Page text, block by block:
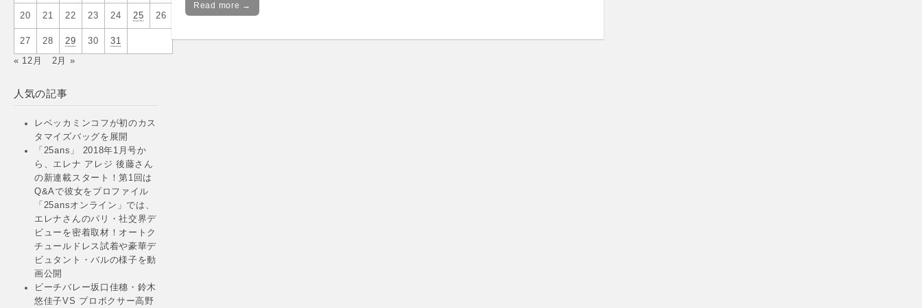
20 21 22 23 24 25 26
27 28 29 30 31
« 12月 2月 »
人気の記事
レベッカミンコフが初のカス
タマイズバッグを展開
「25ans」 2018年1月号か
ら、エレナ アレジ 後藤さん
の新連載スタート！第1回は
Q&Aで彼女をプロファイル
「25ansオンライン」では、
エレナさんのパリ・社交界デ
ビューを密着取材！オートク
チュールドレス試着や豪華デ
ビュタント・バルの様子を動
画公開
ビーチバレー坂口佳穗・鈴木
悠佳子VS プロボクサー高野
Read more →